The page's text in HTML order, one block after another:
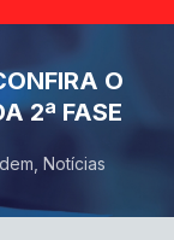
O
2ª FASE
Notícias